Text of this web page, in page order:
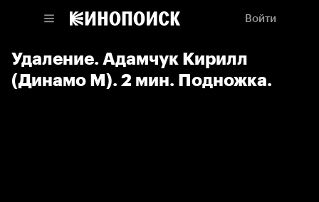
Войти
Удаление. Адамчук Кирилл
(Динамо М). 2 мин. Подножка.